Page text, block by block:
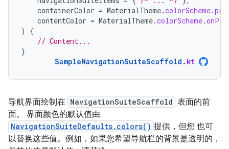
containerColor = MaterialTheme.colorScheme.
contentColor = MaterialTheme.colorScheme.
)
{
// Content...
}
SampleNavigationSuiteScaffold . kt
导航界面绘制在 NavigationSuiteScaffold 表面的前
面。 界面颜色的默认值由
NavigationSuiteDefaults.colors() 提供，但您 也可
以替换这些值。例如，如果您希望导航栏的背景是透明的，